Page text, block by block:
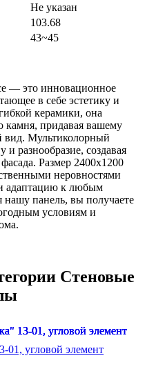
Не указан
103.68
43~45
— это инновационное
в себе эстетику и
керамики, она
камня, придавая вашему
вид. Мультиколорный
и разнообразие, создавая
Размер 2400x1200
неровностями
адаптацию к любым
панель, вы получаете
условиям и
Стеновые
01, угловой элемент